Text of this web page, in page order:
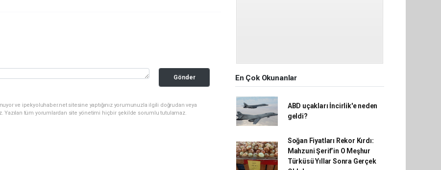
Gönder
ve ipekyoluhaber.net sitesine yaptığınız yorumunuzla ilgili doğrudan veya
Yazılan tüm yorumlardan site yönetimi hiçbir şekilde sorumlu tutulamaz.
En Çok Okunanlar
ABD uçakları İncirlik'e neden
geldi?
Soğan Fiyatları Rekor Kırdı:
Mahzuni Şerif’in O Meşhur
Türküsü Yıllar Sonra Gerçek